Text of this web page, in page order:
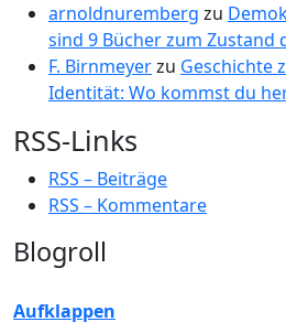
arnoldnuremberg zu
sind 9 Bücher zum Zustand
F. Birnmeyerzu Geschichte
Identität: Wo kommst du
RSS-Links
RSS – Beiträge
RSS – Kommentare
Blogroll
Aufklappen